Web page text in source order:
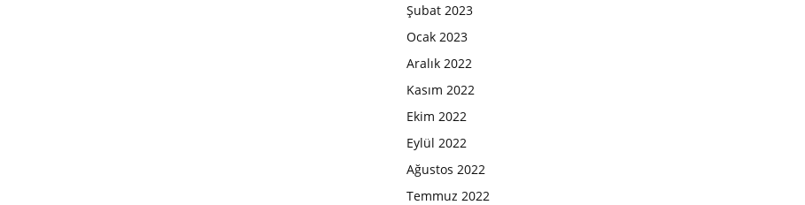
Şubat 2023
Ocak 2023
Aralık 2022
Kasım 2022
Ekim 2022
Eylül 2022
Ağustos 2022
Temmuz 2022